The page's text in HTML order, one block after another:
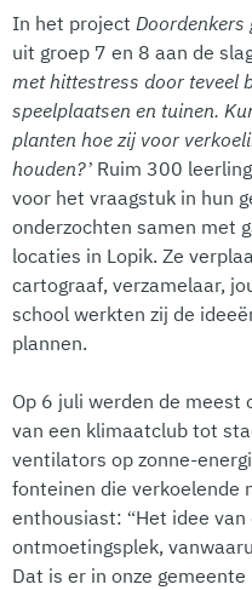
In het project Doordenkers
uit groep 7 en 8 aan de
met hittestress door teveel
speelplaatsen en tuinen.
planten hoe zij voor
houden?’ Ruim 300
voor het vraagstuk in hun
onderzochten samen met
locaties in Lopik. Ze
cartograaf, verzamelaar,
school werkten zij de
plannen.
Op 6 juli werden de
van een klimaatclub tot
ventilators op zonne-
fonteinen die verkoelende
enthousiast: “Het idee
ontmoetingsplek,
Dat is er in onze